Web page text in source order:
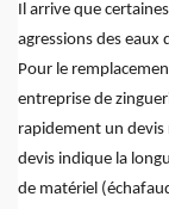
Il arrive que
agressions des eaux
Pour le
entreprise de
rapidement un
devis indique la
de matériel